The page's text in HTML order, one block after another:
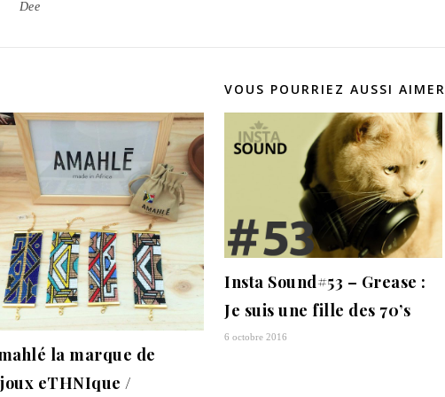
Dee
VOUS POURRIEZ AUSSI AIMER
la marque de
eTHNIque /
Insta Sound#53 – Grease :
Je suis une fille des 70’s
6 octobre 2016